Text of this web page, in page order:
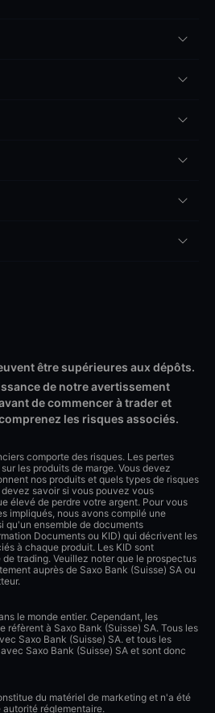
être supérieures aux dépôts.
de notre avertissement
de commencer à trader et
les risques associés.
comporte des risques. Les pertes
les produits de marge. Vous devez
nos produits et quels types de risques
savoir si vous pouvez vous
élevé de perdre votre argent. Pour vous
impliqués, nous avons compilé une
qu'un ensemble de documents
Documents ou KID) qui décrivent les
à chaque produit. Les KID sont
trading. Veuillez noter que le prospectus
auprès de Saxo Bank (Suisse) SA ou
le monde entier. Cependant, les
réfèrent à Saxo Bank (Suisse) SA. Tous les
Saxo Bank (Suisse) SA. et tous les
Saxo Bank (Suisse) SA et sont donc
du matériel de marketing et n'a été
autorité réglementaire.